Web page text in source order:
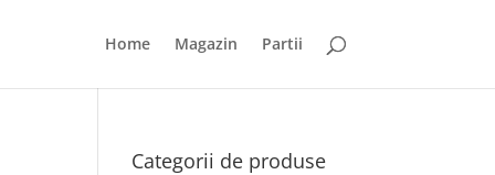
Home Magazin Partii
Categorii de produse